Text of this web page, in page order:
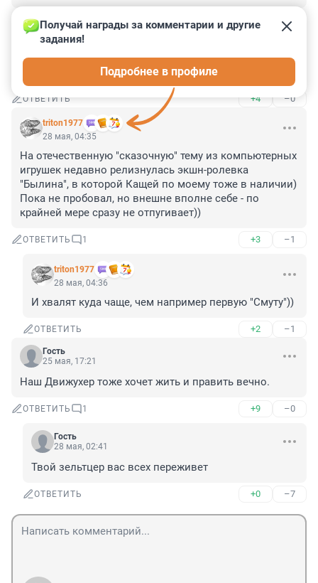
ОТВЕТИТЬ –0
Гость
Там будет хороший кгбшник?
ОТВЕТИТЬ +4 –0
triton1977
Получай награды за комментарии и другие
задания!
Подробнее в профиле
28 мая, 04:35
На отечественную "сказочную" тему из компьютерных
игрушек недавно релизнулась экшн-ролевка
"Былина", в которой Кащей по моему тоже в наличии)
Пока не пробовал, но внешне вполне себе - по
крайней мере сразу не отпугивает))
ОТВЕТИТЬ 1 +3 –1
triton1977
28 мая, 04:36
И хвалят куда чаще, чем например первую "Смуту"))
ОТВЕТИТЬ +2 –1
Гость
25 мая, 17:21
Наш Движухер тоже хочет жить и править вечно.
ОТВЕТИТЬ 1 +9 –0
Гость
28 мая, 02:41
Твой зельтцер вас всех переживет
ОТВЕТИТЬ +0 –7